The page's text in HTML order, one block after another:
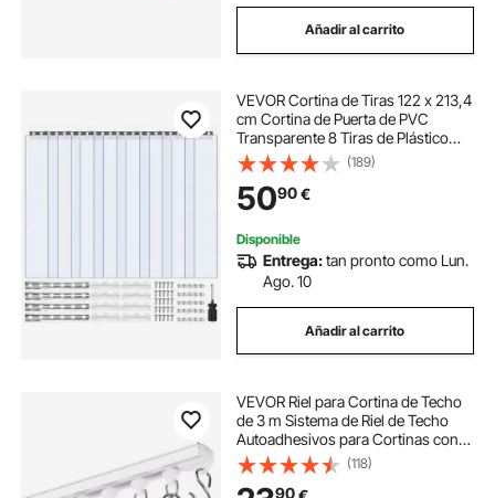
Añadir al carrito
VEVOR Cortina de Tiras 122 x 213,4
cm Cortina de Puerta de PVC
Transparente 8 Tiras de Plástico
Espesor de 2 mm para Puerta de
Cámara Frigorífica, Almacén,
Refrigerador de Supermercado,
Garajes
(189)
5090€
Disponible
Entrega:tan pronto como Lun.
Ago. 10
Añadir al carrito
VEVOR Riel para Cortina de Techo
de 3 m Sistema de Riel de Techo
Autoadhesivos para Cortinas con
Ganchos y Herrajes, Rieles para
Cortinas Montados en el Techo
(118)
90